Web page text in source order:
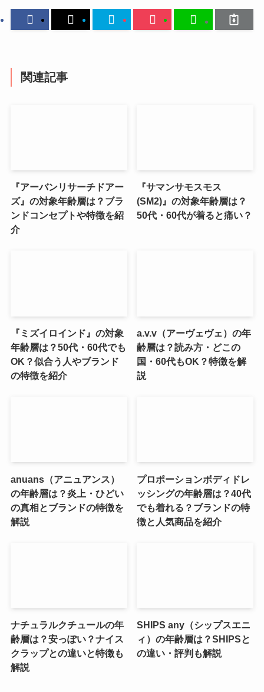
関連記事
『アーバンリサーチドアー
ズ』の対象年齢層は？ブラ
ンドコンセプトや特徴を紹
介
『サマンサモスモス
(SM2)』の対象年齢層は？
50代・60代が着ると痛い？
『ミズイロインド』の対象
年齢層は？50代・60代でも
OK？似合う人やブランド
の特徴を紹介
a.v.v（アーヴェヴェ）の年
齢層は？読み方・どこの
国・60代もOK？特徴を解
説
anuans（アニュアンス）
の年齢層は？炎上・ひどい
の真相とブランドの特徴を
解説
プロポーションボディドレ
ッシングの年齢層は？40代
でも着れる？ブランドの特
徴と人気商品を紹介
ナチュラルクチュールの年
齢層は？安っぽい？ナイス
クラップとの違いと特徴も
解説
SHIPS any（シップスエニ
ィ）の年齢層は？SHIPSと
の違い・評判も解説